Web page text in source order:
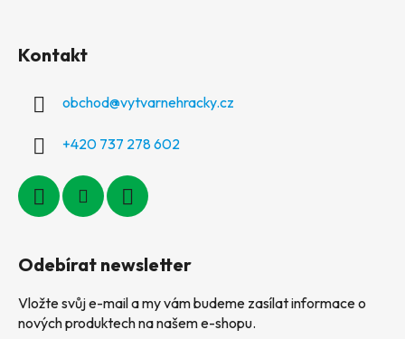
Kontakt
obchod@vytvarnehracky.cz
+420 737 278 602
Odebírat newsletter
Vložte svůj e-mail a my vám budeme zasílat informace o
nových produktech na našem e-shopu.